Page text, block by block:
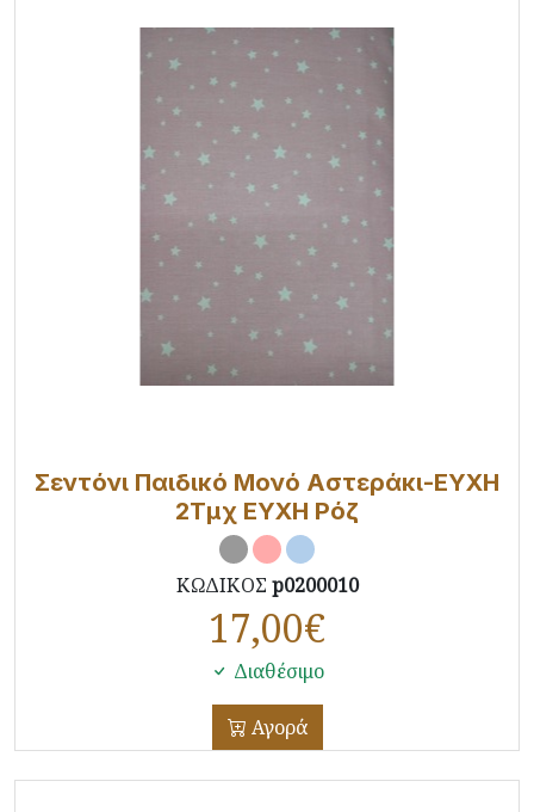
Σεντόνι Παιδικό Μονό Αστεράκι-ΕΥΧΗ
2Τμχ ΕΥΧΗ Ρόζ
ΚΩΔΙΚΟΣ p0200010
17,00€
Διαθέσιμο
Αγορά